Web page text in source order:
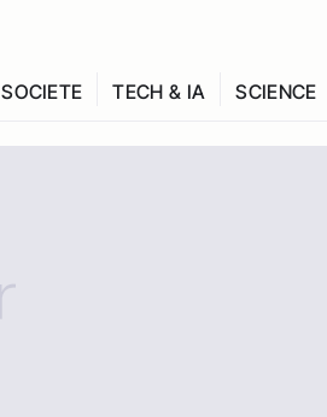
SOCIETE TECH & IA SCIENCE